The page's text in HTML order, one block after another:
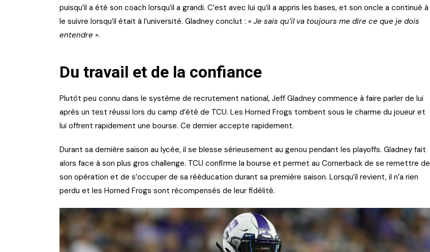
puisqu’il a été son coach lorsqu’il a grandi. C’est avec lui qu’il a appris les bases, et son oncle a continué à
le suivre lorsqu’il était à l’université. Gladney conclut : « Je sais qu’il va toujours me dire ce que je dois
entendre ».
Du travail et de la confiance
Plutôt peu connu dans le système de recrutement national, Jeff Gladney commence à faire parler de lui
après un test réussi lors du camp d’été de TCU. Les Horned Frogs tombent sous le charme du joueur et
lui offrent rapidement une bourse. Ce dernier accepte rapidement.
Durant sa dernière saison au lycée, il se blesse sérieusement au genou pendant les playoffs. Gladney fait
alors face à son plus gros challenge. TCU confirme la bourse et permet au Cornerback de se remettre de
son opération et de s’occuper de sa rééducation durant sa première saison. Lorsqu’il revient, il n’a rien
perdu et les Horned Frogs sont récompensés de leur fidélité.